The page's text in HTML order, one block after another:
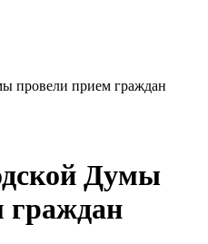
Думы
граждан
провели прием граждан